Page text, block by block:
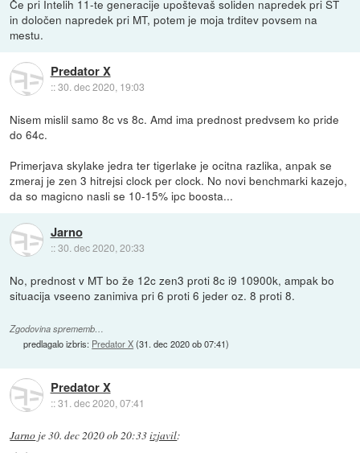
Če pri Intelih 11-te generacije upoštevaš soliden napredek pri ST
in določen napredek pri MT, potem je moja trditev povsem na
mestu.
Predator X
::30. dec 2020, 19:03
Nisem mislil samo 8c vs 8c. Amd ima prednost predvsem ko pride
do 64c.
Primerjava skylake jedra ter tigerlake je ocitna razlika, anpak se
zmeraj je zen 3 hitrejsi clock per clock. No novi benchmarki kazejo,
da so magicno nasli se 10-15% ipc boosta...
Jarno
::30. dec 2020, 20:33
No, prednost v MT bo že 12c zen3 proti 8c i9 10900k, ampak bo
situacija vseeno zanimiva pri 6 proti 6 jeder oz. 8 proti 8.
Zgodovina sprememb…
predlagalo izbris: Predator X(31. dec 2020 ob 07:41)
Predator X
::31. dec 2020, 07:41
Jarno je30. dec 2020 ob 20:33izjavil: